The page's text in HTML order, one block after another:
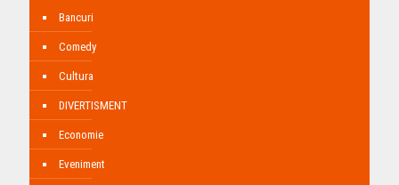
Bancuri
Comedy
Cultura
DIVERTISMENT
Economie
Eveniment